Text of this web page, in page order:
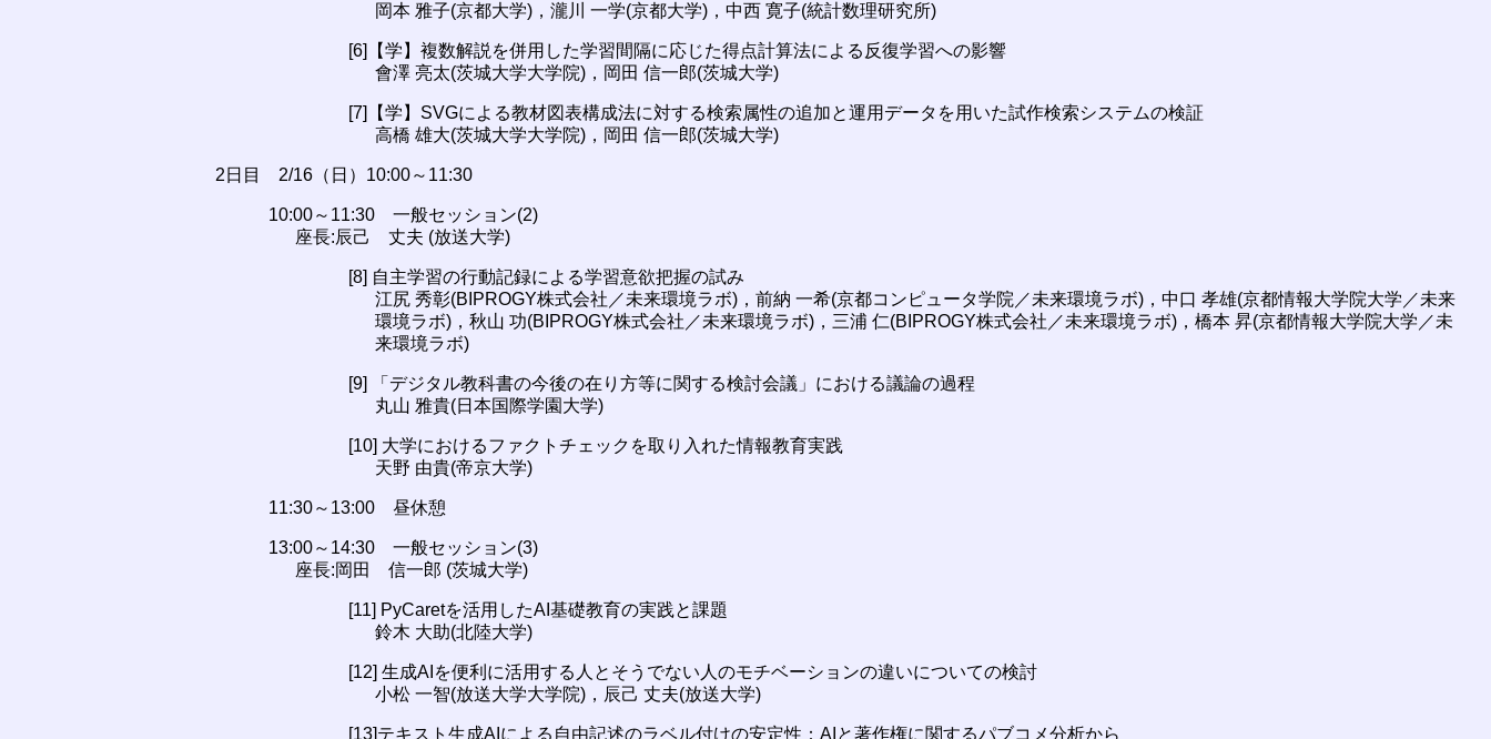
岡本 雅子(京都大学)，瀧川 一学(京都大学)，中西 寛子(統計数理研究所)
[6]【学】複数解説を併用した学習間隔に応じた得点計算法による反復学習への影響
會澤 亮太(茨城大学大学院)，岡田 信一郎(茨城大学)
[7]【学】SVGによる教材図表構成法に対する検索属性の追加と運用データを用いた試作検索システムの検証
高橋 雄大(茨城大学大学院)，岡田 信一郎(茨城大学)
2日目 2/16（日）10:00～11:30
10:00～11:30 一般セッション(2)
座長:辰己 丈夫 (放送大学)
[8] 自主学習の行動記録による学習意欲把握の試み
江尻 秀彰(BIPROGY株式会社／未来環境ラボ)，前納 一希(京都コンピュータ学院／未来環境ラボ)，中口 孝雄(京都情報大学院大学／未来
環境ラボ)，秋山 功(BIPROGY株式会社／未来環境ラボ)，三浦 仁(BIPROGY株式会社／未来環境ラボ)，橋本 昇(京都情報大学院大学／未
来環境ラボ)
[9] 「デジタル教科書の今後の在り方等に関する検討会議」における議論の過程
丸山 雅貴(日本国際学園大学)
[10] 大学におけるファクトチェックを取り入れた情報教育実践
天野 由貴(帝京大学)
11:30～13:00 昼休憩
13:00～14:30 一般セッション(3)
座長:岡田 信一郎 (茨城大学)
[11] PyCaretを活用したAI基礎教育の実践と課題
鈴木 大助(北陸大学)
[12] 生成AIを便利に活用する人とそうでない人のモチベーションの違いについての検討
小松 一智(放送大学大学院)，辰己 丈夫(放送大学)
[13]テキスト生成AIによる自由記述のラベル付けの安定性：AIと著作権に関するパブコメ分析から